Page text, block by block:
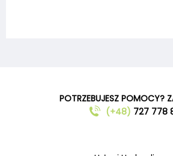
POTRZEBUJESZ POMOCY?
(+48) 727 778